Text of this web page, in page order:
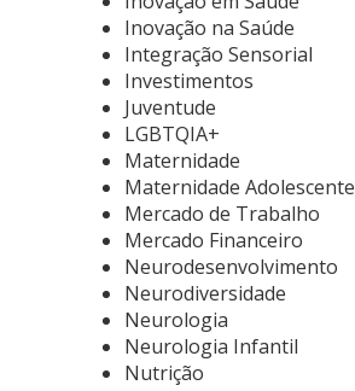
Inovação na Saúde
Integração Sensorial
Investimentos
Juventude
LGBTQIA+
Maternidade
Maternidade Adolescente
Mercado de Trabalho
Mercado Financeiro
Neurodesenvolvimento
Neurodiversidade
Neurologia
Neurologia Infantil
Nutrição